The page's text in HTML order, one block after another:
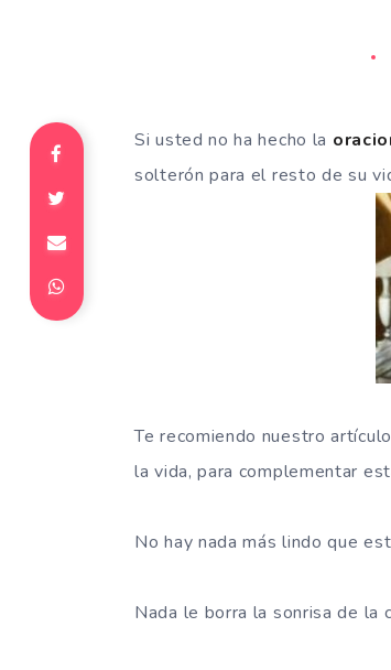
Si usted no ha hecho la
solterón para el resto de su
Te recomiendo nuestro artículo
la vida, para complementar
No hay nada más lindo que
Nada le borra la sonrisa de la